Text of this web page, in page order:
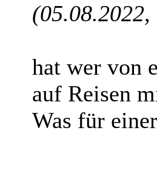
hat wer von
auf Reisen
Was für